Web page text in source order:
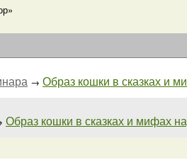
→ Образ кошки в сказках и
Образ кошки в сказках и мифах